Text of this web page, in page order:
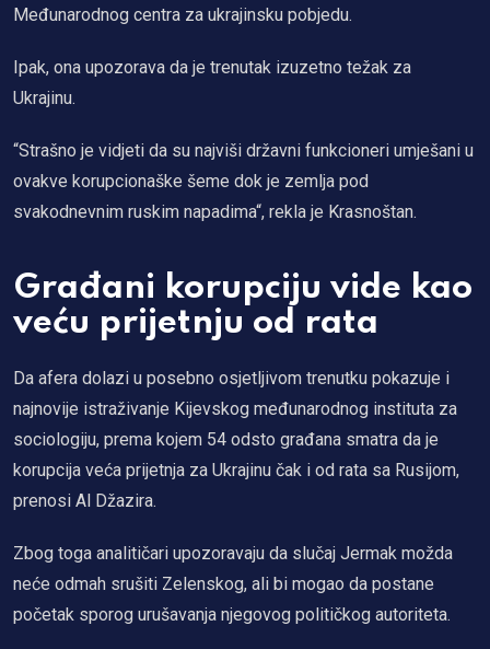
Međunarodnog centra za ukrajinsku pobjedu.
Ipak, ona upozorava da je trenutak izuzetno težak za
Ukrajinu.
“Strašno je vidjeti da su najviši državni funkcioneri umješani u
ovakve korupcionaške šeme dok je zemlja pod
svakodnevnim ruskim napadima“, rekla je Krasnoštan.
Građani korupciju vide kao
veću prijetnju od rata
Da afera dolazi u posebno osjetljivom trenutku pokazuje i
najnovije istraživanje Kijevskog međunarodnog instituta za
sociologiju, prema kojem 54 odsto građana smatra da je
korupcija veća prijetnja za Ukrajinu čak i od rata sa Rusijom,
prenosi Al Džazira.
Zbog toga analitičari upozoravaju da slučaj Jermak možda
neće odmah srušiti Zelenskog, ali bi mogao da postane
početak sporog urušavanja njegovog političkog autoriteta.